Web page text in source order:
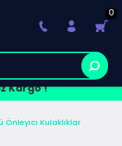
Kargo !
0
Önleyici Kulaklıklar